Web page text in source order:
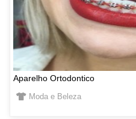
Aparelho Ortodontico
Moda e Beleza